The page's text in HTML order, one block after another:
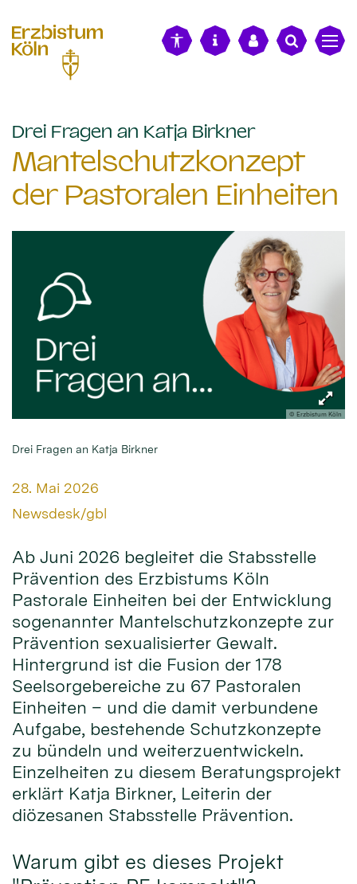
Drei Fragen an Katja Birkner:
Mantelschutzkonzept
der Pastoralen Einheiten
© Erzbistum Köln
Drei Fragen an Katja Birkner
Datum:
28. Mai 2026
Von:
Newsdesk/gbl
Ab Juni 2026 begleitet die Stabsstelle
Prävention des Erzbistums Köln
Pastorale Einheiten bei der Entwicklung
sogenannter Mantelschutzkonzepte zur
Prävention sexualisierter Gewalt.
Hintergrund ist die Fusion der 178
Seelsorgebereiche zu 67 Pastoralen
Einheiten – und die damit verbundene
Aufgabe, bestehende Schutzkonzepte
zu bündeln und weiterzuentwickeln.
Einzelheiten zu diesem Beratungsprojekt
erklärt Katja Birkner, Leiterin der
diözesanen Stabsstelle Prävention.
Warum gibt es dieses Projekt